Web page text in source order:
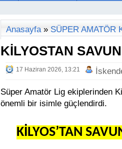
Anasayfa» SÜPER AMATÖR
KİLYOSTAN
17 Haziran 2026, 13:21
Süper Amatör Lig ekiplerinden
önemli bir isimle güçlendirdi.
KİLYOS’TAN